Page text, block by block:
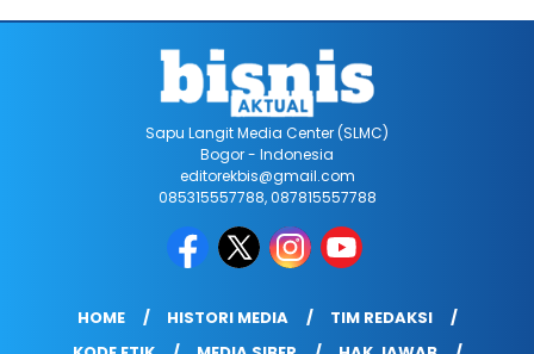
Sapu Langit Media Center (SLMC)
Bogor - Indonesia
editorekbis@gmail.com
085315557788, 087815557788
HOME HISTORI MEDIA
TIM REDAKSI